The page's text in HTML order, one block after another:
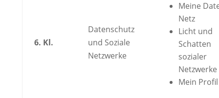
6. Kl.
Datenschutz
und Soziale
Netzwerke
Meine
Netz
Licht und
Schatten
sozialer
Netzwerke
Mein Profil